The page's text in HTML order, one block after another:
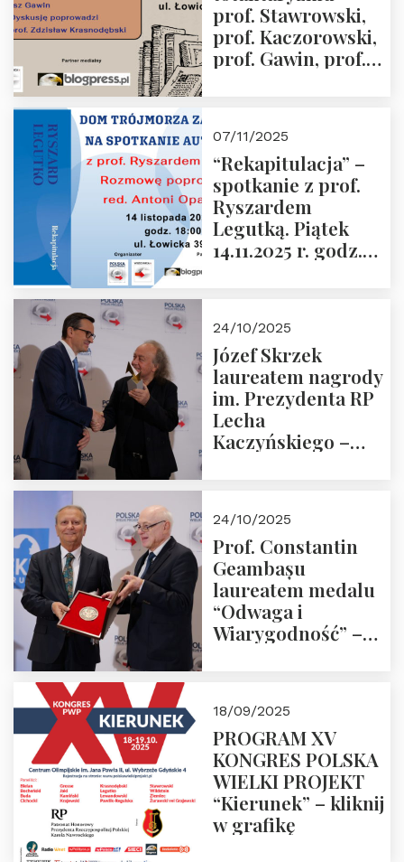
godz. 18:00.
prof. Stawrowski,
prof. Kaczorowski,
prof. Gawin, prof.
07/11/2025
“Rekapitulacja” –
spotkanie z prof.
Ryszardem
Legutką. Piątek
14.11.2025 r. godz.
24/10/2025
Józef Skrzek
laureatem nagrody
im. Prezydenta RP
Lecha
Kaczyńskiego –
24/10/2025
Prof. Constantin
Geambașu
laureatem medalu
“Odwaga i
Wiarygodność” –
18/09/2025
PROGRAM XV
KONGRES POLSKA
WIELKI PROJEKT
“Kierunek” – kliknij
w grafikę